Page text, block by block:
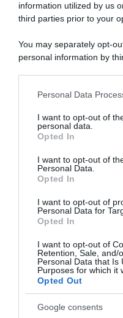
information utilized by us
third parties prior to your
You may separately opt-
personal information by
This information may also
disclose it to other third
Please note that this
services and may gather
not limited to your visit or
grant or deny consent to
consent section.
Personal Data
I want to opt-out of
personal data.
Opted In
I want to opt-out of
Personal Data.
Opted In
I want to opt-out of
Personal Data for
Opted In
I want to opt-out of
Retention, Sale, and/
Personal Data that Is
Purposes for which it
Opted Out
Google consents
ARTICOLI RECENTI
“A tavola con Csaba”:
Giusina Battaglia
“Giusina in cucina”:
“In cucina con Imma e
“Camper”: semifreddo